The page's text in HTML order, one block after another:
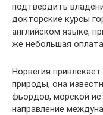
подтвердить
докторские курсы
английском языке,
же небольшая
Норвегия
природы, она
фьордов, морской
направление